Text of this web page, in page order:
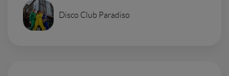
Disco Club Paradiso